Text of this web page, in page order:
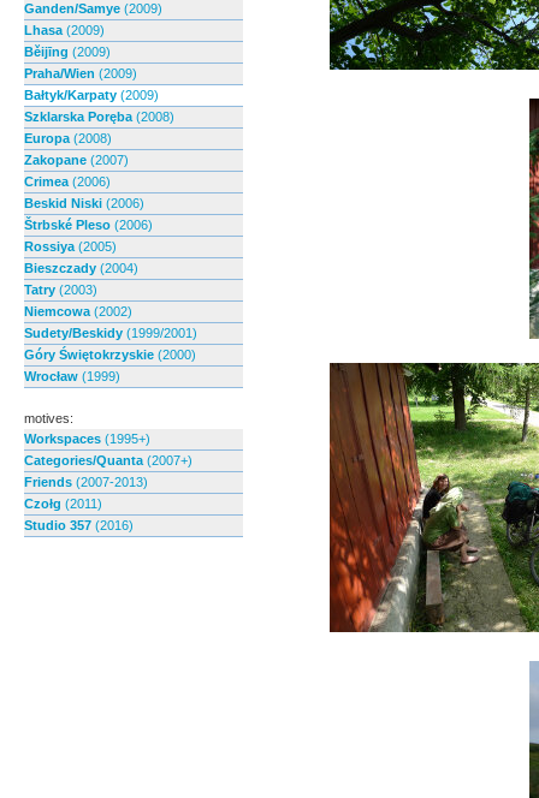
Ganden/Samye (2009)
Lhasa (2009)
Běijīng (2009)
Praha/Wien (2009)
Bałtyk/Karpaty (2009)
Szklarska Poręba (2008)
Europa (2008)
Zakopane (2007)
Crimea (2006)
Beskid Niski (2006)
Štrbské Pleso (2006)
Rossiya (2005)
Bieszczady (2004)
Tatry (2003)
Niemcowa (2002)
Sudety/Beskidy (1999/2001)
Góry Świętokrzyskie (2000)
Wrocław (1999)
motives:
Workspaces (1995+)
Categories/Quanta (2007+)
Friends (2007-2013)
Czołg (2011)
Studio 357 (2016)